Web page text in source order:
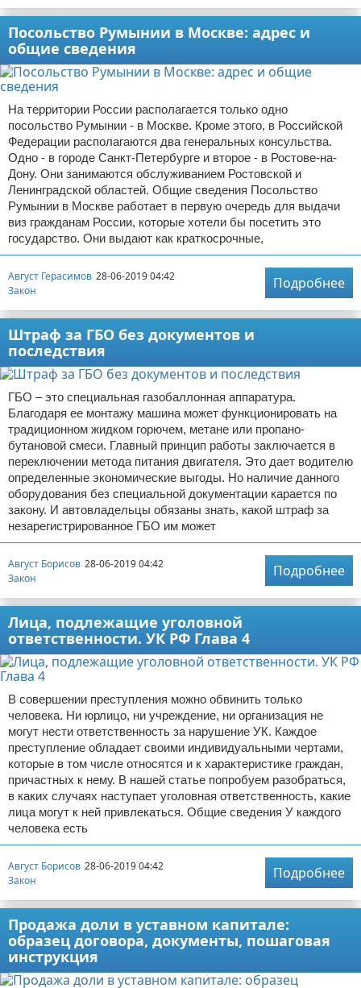
Посольство Румынии в Москве: адрес и
общие сведения
На территории России располагается только одно
посольство Румынии - в Москве. Кроме этого, в Российской
Федерации располагаются два генеральных консульства.
Одно - в городе Санкт-Петербурге и второе - в Ростове-на-
Дону. Они занимаются обслуживанием Ростовской и
Ленинградской областей. Общие сведения Посольство
Румынии в Москве работает в первую очередь для выдачи
виз гражданам России, которые хотели бы посетить это
государство. Они выдают как краткосрочные,
Август Герасимов 28-06-2019 04:42
Закон
Подробнее
Штраф за ГБО без документов и
последствия
ГБО – это специальная газобаллонная аппаратура.
Благодаря ее монтажу машина может функционировать на
традиционном жидком горючем, метане или пропано-
бутановой смеси. Главный принцип работы заключается в
переключении метода питания двигателя. Это дает водителю
определенные экономические выгоды. Но наличие данного
оборудования без специальной документации карается по
закону. И автовладельцы обязаны знать, какой штраф за
незарегистрированное ГБО им может
Август Борисов 28-06-2019 04:42
Закон
Подробнее
Лица, подлежащие уголовной
ответственности. УК РФ Глава 4
В совершении преступления можно обвинить только
человека. Ни юрлицо, ни учреждение, ни организация не
могут нести ответственность за нарушение УК. Каждое
преступление обладает своими индивидуальными чертами,
которые в том числе относятся и к характеристике граждан,
причастных к нему. В нашей статье попробуем разобраться,
в каких случаях наступает уголовная ответственность, какие
лица могут к ней привлекаться. Общие сведения У каждого
человека есть
Август Борисов 28-06-2019 04:42
Закон
Подробнее
Продажа доли в уставном капитале:
образец договора, документы, пошаговая
инструкция